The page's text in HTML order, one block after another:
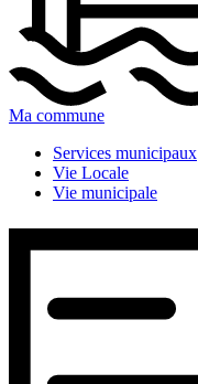
Ma commune
Services municipaux
Vie Locale
Vie municipale